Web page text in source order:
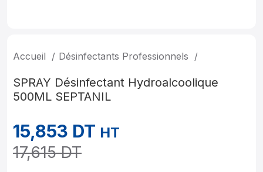
Accueil Désinfectants Professionnels
SPRAY Désinfectant Hydroalcoolique
500ML SEPTANIL
15,853 DT HT
17,615DT